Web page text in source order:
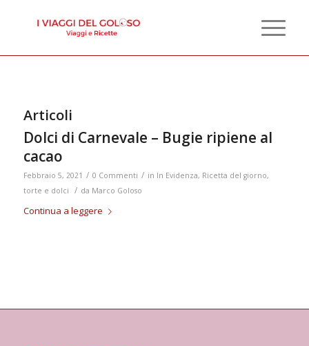
Articoli
Dolci di Carnevale – Bugie ripiene al
cacao
Febbraio 5, 2021 / 0 Commenti / in In Evidenza, Ricetta del giorno,
torte e dolci
/ da Marco Goloso
Continua a leggere